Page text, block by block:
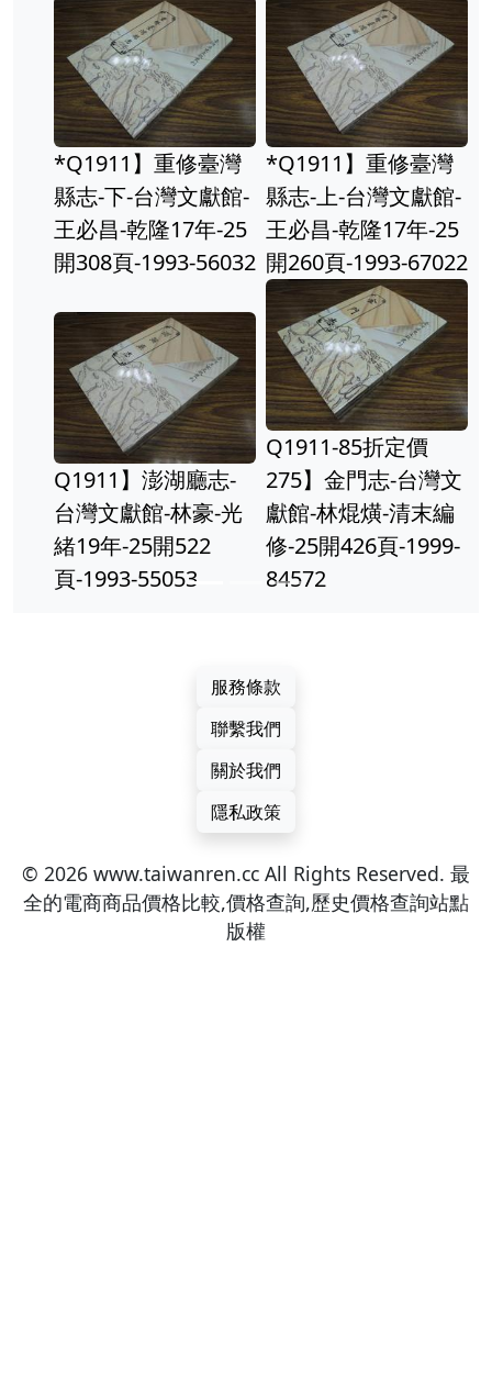
*Q1911】重修臺灣
縣志-下-台灣文獻館-
王必昌-乾隆17年-25
開308頁-1993-56032
*Q1911】重修臺灣
縣志-上-台灣文獻館-
王必昌-乾隆17年-25
開260頁-1993-67022
Q1911】澎湖廳志-
台灣文獻館-林豪-光
緒19年-25開522
頁-1993-55053
Q1911-85折定價
275】金門志-台灣文
獻館-林焜熿-清末編
修-25開426頁-1999-
84572